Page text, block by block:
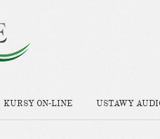
KURSY ON-LINE USTAWY